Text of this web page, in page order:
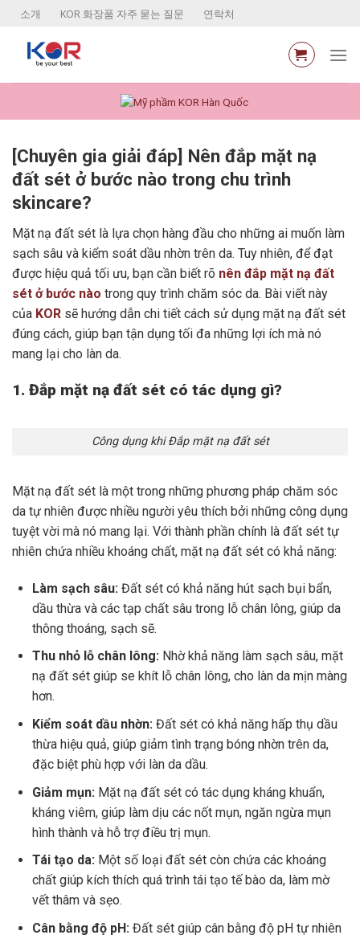
Skip
content
소개 KOR 화장품 자주 묻는 질문 연락처
[Chuyên gia giải đáp] Nên đắp mặt nạ
đất sét ở bước nào trong chu trình
skincare?
Mặt nạ đất sét là lựa chọn hàng đầu cho những ai muốn làm
sạch sâu và kiểm soát dầu nhờn trên da. Tuy nhiên, để đạt
được hiệu quả tối ưu, bạn cần biết rõ nên đắp mặt nạ đất
sét ở bước nào trong quy trình chăm sóc da. Bài viết này
của KOR sẽ hướng dẫn chi tiết cách sử dụng mặt nạ đất sét
đúng cách, giúp bạn tận dụng tối đa những lợi ích mà nó
mang lại cho làn da.
1. Đắp mặt nạ đất sét có tác dụng gì?
Công dụng khi Đắp mặt nạ đất sét
Mặt nạ đất sét là một trong những phương pháp chăm sóc
da tự nhiên được nhiều người yêu thích bởi những công dụng
tuyệt vời mà nó mang lại. Với thành phần chính là đất sét tự
nhiên chứa nhiều khoáng chất, mặt nạ đất sét có khả năng:
Làm sạch sâu: Đất sét có khả năng hút sạch bụi bẩn,
dầu thừa và các tạp chất sâu trong lỗ chân lông, giúp da
thông thoáng, sạch sẽ.
Thu nhỏ lỗ chân lông: Nhờ khả năng làm sạch sâu, mặt
nạ đất sét giúp se khít lỗ chân lông, cho làn da mịn màng
hơn.
Kiểm soát dầu nhờn: Đất sét có khả năng hấp thụ dầu
thừa hiệu quả, giúp giảm tình trạng bóng nhờn trên da,
đặc biệt phù hợp với làn da dầu.
Giảm mụn: Mặt nạ đất sét có tác dụng kháng khuẩn,
kháng viêm, giúp làm dịu các nốt mụn, ngăn ngừa mụn
hình thành và hỗ trợ điều trị mụn.
Tái tạo da: Một số loại đất sét còn chứa các khoáng
chất giúp kích thích quá trình tái tạo tế bào da, làm mờ
vết thâm và sẹo.
Cân bằng độ pH: Đất sét giúp cân bằng độ pH tự nhiên